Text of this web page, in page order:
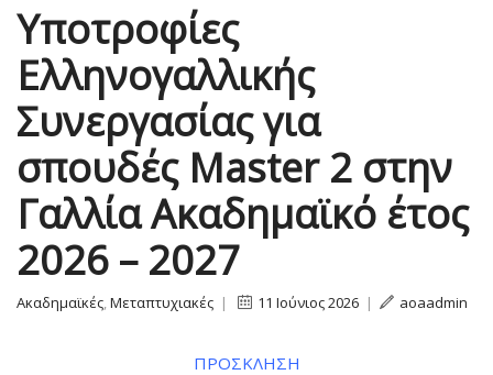
Υποτροφίες
Ελληνογαλλικής
Συνεργασίας για
σπουδές Master 2 στην
Γαλλία Ακαδημαϊκό έτος
2026 – 2027
Ακαδημαϊκές,Μεταπτυχιακές | 11 Ιούνιος 2026 | aoaadmin
ΠΡΟΣΚΛΗΣΗ